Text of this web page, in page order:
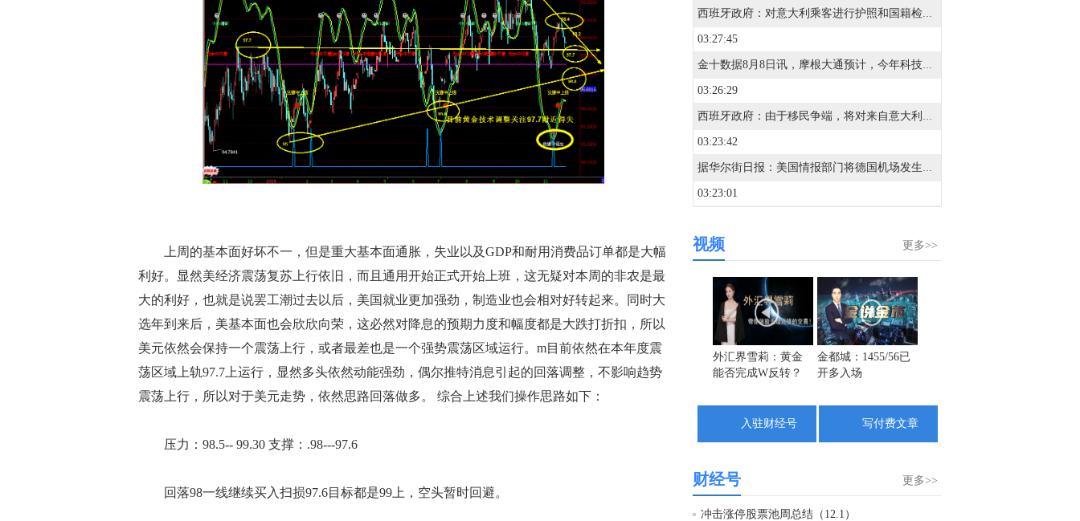
上周的基本面好坏不一，但是重大基本面通胀，失业以及GDP和耐用消费品订单都是大幅
利好。显然美经济震荡复苏上行依旧，而且通用开始正式开始上班，这无疑对本周的非农是最
大的利好，也就是说罢工潮过去以后，美国就业更加强劲，制造业也会相对好转起来。同时大
选年到来后，美基本面也会欣欣向荣，这必然对降息的预期力度和幅度都是大跌打折扣，所以
美元依然会保持一个震荡上行，或者最差也是一个强势震荡区域运行。m目前依然在本年度震
荡区域上轨97.7上运行，显然多头依然动能强劲，偶尔推特消息引起的回落调整，不影响趋势
震荡上行，所以对于美元走势，依然思路回落做多。 综合上述我们操作思路如下：
压力：98.5-- 99.30 支撑：.98---97.6
回落98一线继续买入扫损97.6目标都是99上，空头暂时回避。
美国商品期货交易委员会（CFTC）：截至8月4日当周，投机者将WTI原油净多头头寸减少4,683份合约，至101,824份合约。
03:31:26
美国商品期货交易委员会（CFTC）：截至8月4日当周，COMEX黄金投机者净多头头寸增加12,070份合约，至132,398份合约。COMEX白银投机者净多头头寸增加2,679份合约，至11,067份合约。COMEX铜投机者净多头头寸增加11,307份合约，至77,796份合约。
03:28:17
西班牙政府：对意大利乘客进行护照和国籍检查将于周六午夜开始，并持续至9月7日。
03:27:45
金十数据8月8日讯，摩根大通预计，今年科技相关企业债券发行规模将超过5000亿美元。该行将2026年科技、媒体和电信行业债务发行规模预期从此前的4500亿美元上调至5400亿美元，理由是大型科技企业增加支出正在引领人工智能投资周期。摩根大通策略师埃丽卡·斯皮尔领衔的团队周五在报告认为，以芯片为支持的融资将成为支持AI基础设施建设的“下一个主要前沿领域”，到本十年末，其规模可能“扩大至数万亿美元”。摩根大通已识别出七个除目前已完成融资的六个项目之外的投资级数据中心融资机会，其中四个预计将来自甲骨文和OpenAI。该行预计，Meta Platforms将在公布第三季度财报后重返债券市场，而微软则被视为“最大的不确定因素”，可能自2017年以来首次向债券投资者融资。
03:26:29
03:23:42
03:23:01
03:21:52
据The Information：SpaceX(SPCX.O)最早可能在下周末完成对编程初创公司Cursor的600亿美元收购。Cursor将与SpaceX AI团队进行整合。
更多>>
视频
外汇界雪莉：黄金
能否完成W反转？
金都城：1455/56已
开多入场
入驻财经号 写付费文章
更多>>
财经号
冲击涨停股票池周总结（12.1）